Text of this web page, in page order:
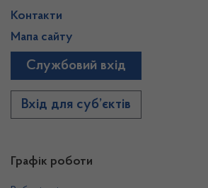
Графік роботи
Контакти
Мапа сайту
Службовий вхід
Вхід для суб’єктів